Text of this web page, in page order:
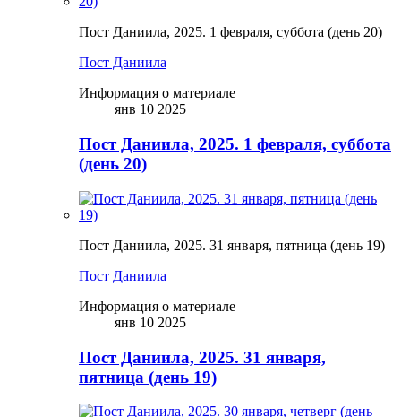
Пост Даниила, 2025. 1 февраля, суббота (день 20)
Пост Даниила
Информация о материале
янв 10 2025
Пост Даниила, 2025. 1 февраля, суббота
(день 20)
Пост Даниила, 2025. 31 января, пятница (день 19)
Пост Даниила
Информация о материале
янв 10 2025
Пост Даниила, 2025. 31 января,
пятница (день 19)